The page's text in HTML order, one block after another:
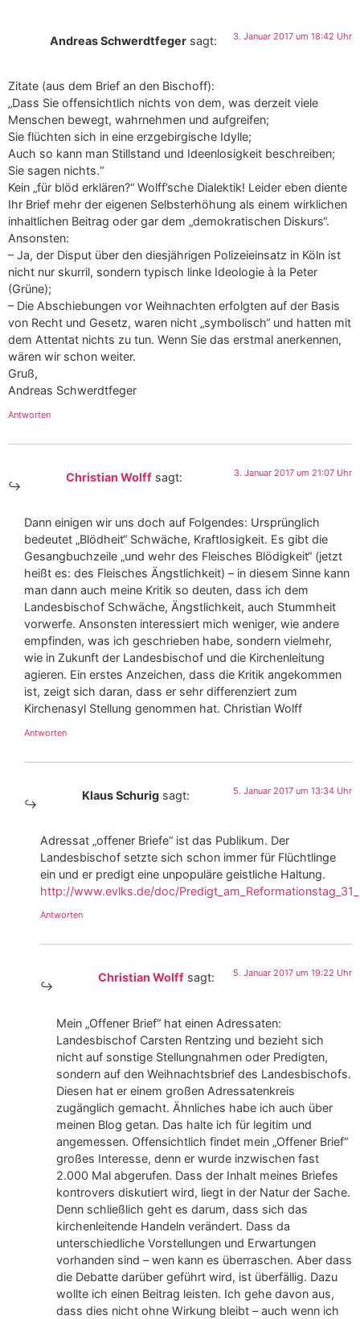
Andreas Schwerdtfeger sagt: 3. Januar 2017 um 18:42 Uhr
Zitate (aus dem Brief an den Bischoff):
„Dass Sie offensichtlich nichts von dem, was derzeit viele
Menschen bewegt, wahrnehmen und aufgreifen;
Sie flüchten sich in eine erzgebirgische Idylle;
Auch so kann man Stillstand und Ideenlosigkeit beschreiben;
Sie sagen nichts.“
Kein „für blöd erklären?“ Wolff’sche Dialektik! Leider eben diente
Ihr Brief mehr der eigenen Selbsterhöhung als einem wirklichen
inhaltlichen Beitrag oder gar dem „demokratischen Diskurs“.
Ansonsten:
– Ja, der Disput über den diesjährigen Polizeieinsatz in Köln ist
nicht nur skurril, sondern typisch linke Ideologie à la Peter
(Grüne);
– Die Abschiebungen vor Weihnachten erfolgten auf der Basis
von Recht und Gesetz, waren nicht „symbolisch“ und hatten mit
dem Attentat nichts zu tun. Wenn Sie das erstmal anerkennen,
wären wir schon weiter.
Gruß,
Andreas Schwerdtfeger
Antworten
Christian Wolff sagt: 3. Januar 2017 um 21:07 Uhr
Dann einigen wir uns doch auf Folgendes: Ursprünglich
bedeutet „Blödheit“ Schwäche, Kraftlosigkeit. Es gibt die
Gesangbuchzeile „und wehr des Fleisches Blödigkeit“ (jetzt
heißt es: des Fleisches Ängstlichkeit) – in diesem Sinne kann
man dann auch meine Kritik so deuten, dass ich dem
Landesbischof Schwäche, Ängstlichkeit, auch Stummheit
vorwerfe. Ansonsten interessiert mich weniger, wie andere
empfinden, was ich geschrieben habe, sondern vielmehr,
wie in Zukunft der Landesbischof und die Kirchenleitung
agieren. Ein erstes Anzeichen, dass die Kritik angekommen
ist, zeigt sich daran, dass er sehr differenziert zum
Kirchenasyl Stellung genommen hat. Christian Wolff
Antworten
Klaus Schurig sagt: 5. Januar 2017 um 13:34 Uhr
Adressat „offener Briefe“ ist das Publikum. Der
Landesbischof setzte sich schon immer für Flüchtlinge
ein und er predigt eine unpopuläre geistliche Haltung.
http://www.evlks.de/doc/
Antworten
Christian Wolff sagt: 5. Januar 2017 um 19:22 Uhr
Mein „Offener Brief“ hat einen Adressaten:
Landesbischof Carsten Rentzing und bezieht sich
nicht auf sonstige Stellungnahmen oder Predigten,
sondern auf den Weihnachtsbrief des Landesbischofs.
Diesen hat er einem großen Adressatenkreis
zugänglich gemacht. Ähnliches habe ich auch über
meinen Blog getan. Das halte ich für legitim und
angemessen. Offensichtlich findet mein „Offener Brief“
großes Interesse, denn er wurde inzwischen fast
2.000 Mal abgerufen. Dass der Inhalt meines Briefes
kontrovers diskutiert wird, liegt in der Natur der Sache.
Denn schließlich geht es darum, dass sich das
kirchenleitende Handeln verändert. Dass da
unterschiedliche Vorstellungen und Erwartungen
vorhanden sind – wen kann es überraschen. Aber dass
die Debatte darüber geführt wird, ist überfällig. Dazu
wollte ich einen Beitrag leisten. Ich gehe davon aus,
dass dies nicht ohne Wirkung bleibt – auch wenn ich